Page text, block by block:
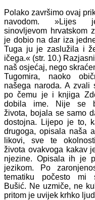
Polako završimo ovaj
navodom. »Lijes
sinovljevom hrvatskom
je dobio na dar iza
Tuga ju je zaslužila i
ičega.« (str. 10.)
naš osjećaj, nego
Tugomira, naoko
našega naroda. A zvali
po čemu je i knjiga
dobila ime. Nije se
života, bojala se samo
dostojna. Lijepo je to,
drugoga, opisala naša
likovi, sve te
života ovakvoga kakav
njezine. Opisala ih je
jezikom. Po
tematiku počesto mi
Bušić. Ne uzmiče, ne
pritom je uvijek krhko